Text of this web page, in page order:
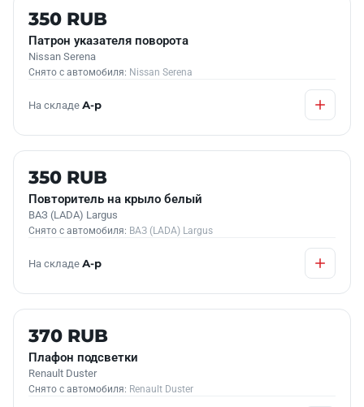
Б/У В НАЛИЧИИ
350 RUB
Патрон указателя поворота
Nissan Serena
Снято с автомобиля: Nissan Serena
На складе А-р
Б/У В НАЛИЧИИ
350 RUB
Повторитель на крыло белый
ВАЗ (LADA) Largus
Снято с автомобиля: ВАЗ (LADA) Largus
На складе А-р
Б/У В НАЛИЧИИ
370 RUB
Плафон подсветки
Renault Duster
Снято с автомобиля: Renault Duster